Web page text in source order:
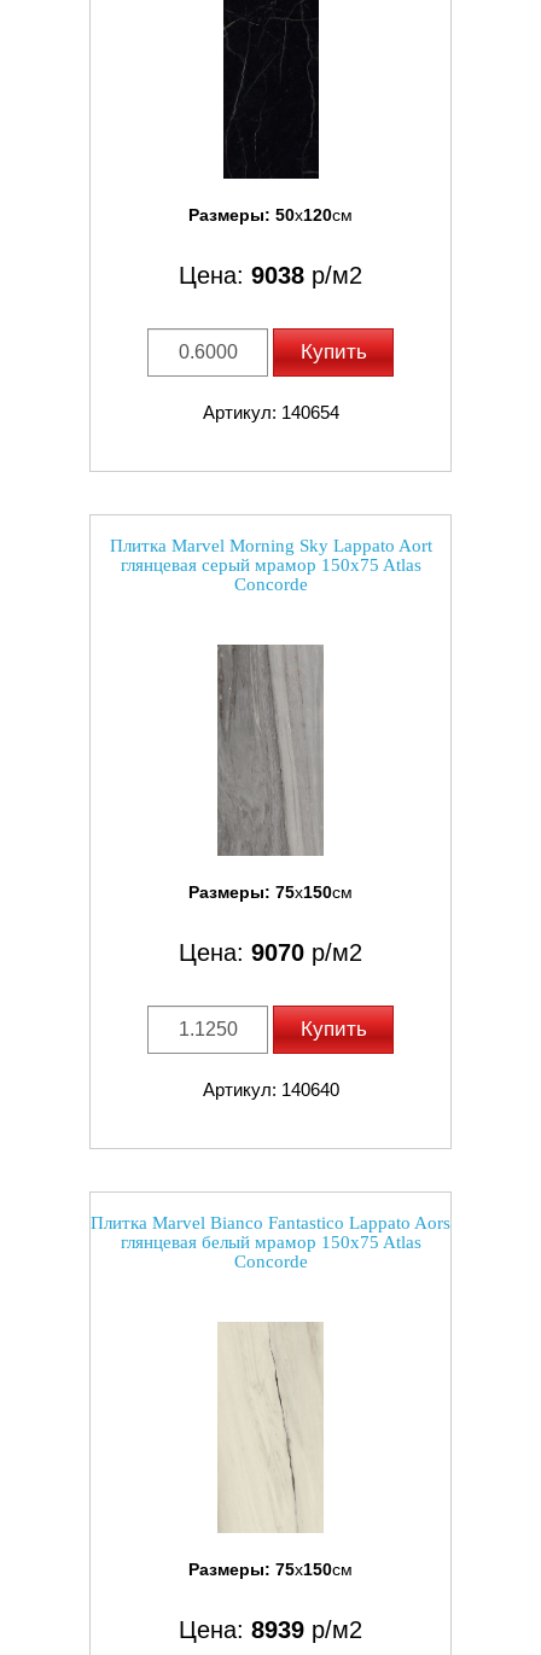
Размеры: 50x120см
Цена: 9038 р/м2
Купить
Артикул: 140654
Плитка Marvel Morning Sky Lappato Aort
глянцевая серый мрамор 150x75 Atlas
Concorde
Размеры: 75x150см
Цена: 9070 р/м2
Купить
Артикул: 140640
Плитка Marvel Bianco Fantastico Lappato Aors
глянцевая белый мрамор 150x75 Atlas
Concorde
Размеры: 75x150см
Цена: 8939 р/м2